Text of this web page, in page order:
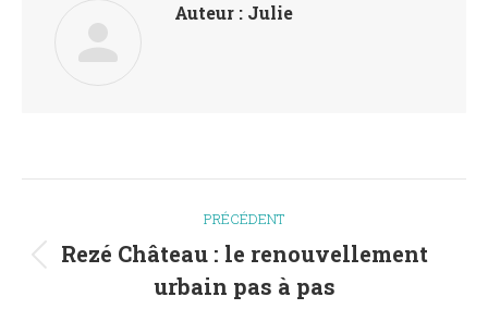
Auteur : Julie
Navigation
article
PRÉCÉDENT
Article
précédent
Rezé Château : le renouvellement
urbain pas à pas